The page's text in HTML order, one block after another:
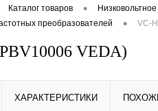
Каталог товаров •
преобразователей • VC-
VEDA)
ХАРАКТЕРИСТИКИ